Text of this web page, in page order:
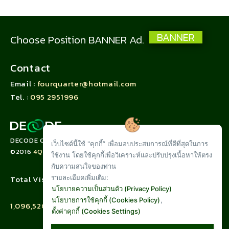
Choose Position BANNER Ad. BANNER
Contact
Email : fourquarter@hotmail.com
Tel. : 095 2951996
DECODE CORPORATION LIMITED
©20164QUARTER.CO
Total Visit :
1,096,520
เว็บไซต์นี้ใช้ "คุกกี้” เพื่อมอบประสบการณ์ที่ดีที่สุดในการ
ใช้งาน โดยใช้คุกกี้เพื่อวิเคราะห์และปรับปรุงเนื้อหาให้ตรง
กับความสนใจของท่าน
รายละเอียดเพิ่มเติม:
นโยบายความเป็นส่วนตัว (Privacy Policy)
นโยบายการใช้คุกกี้ (Cookies Policy),
ตั้งค่าคุกกี้ (Cookies Settings)